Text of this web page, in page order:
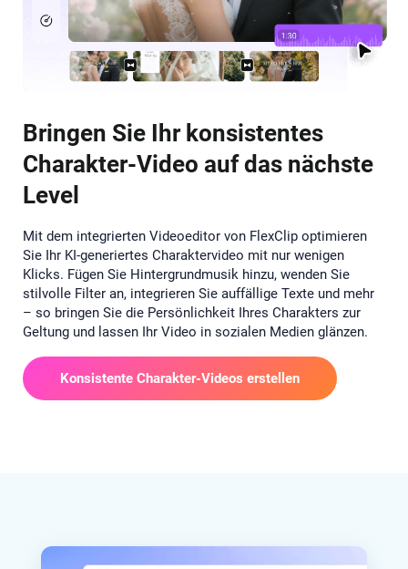
Bringen Sie Ihr konsistentes
Charakter-Video auf das nächste
Level
Mit dem integrierten Videoeditor von FlexClip optimieren
Sie Ihr KI-generiertes Charaktervideo mit nur wenigen
Klicks. Fügen Sie Hintergrundmusik hinzu, wenden Sie
stilvolle Filter an, integrieren Sie auffällige Texte und mehr
– so bringen Sie die Persönlichkeit Ihres Charakters zur
Geltung und lassen Ihr Video in sozialen Medien glänzen.
Konsistente Charakter-Videos erstellen